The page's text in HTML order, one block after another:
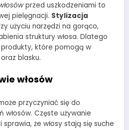
przed uszkodzeniami to
pielęgnacji. Stylizacja
użyciu narzędzi na gorąco,
struktury włosa. Dlatego
które pomogą w
blasku.
włosów
przyczyniać się do
Częste używanie
że włosy stają się suche